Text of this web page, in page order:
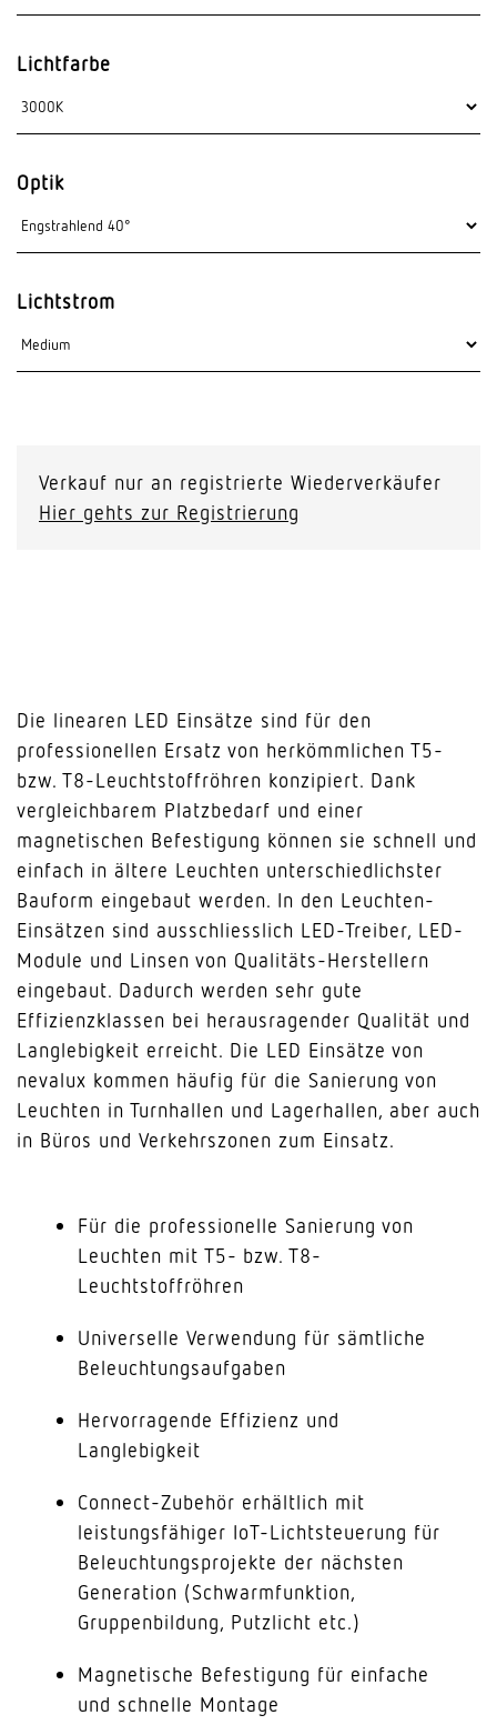
Lichtfarbe
Optik
Lichtstrom
Verkauf nur an registrierte Wiederverkäufer
Hier gehts zur Registrierung
Die linearen LED Einsätze sind für den
professionellen Ersatz von herkömmlichen T5-
bzw. T8-Leuchtstoffröhren konzipiert. Dank
vergleichbarem Platzbedarf und einer
magnetischen Befestigung können sie schnell und
einfach in ältere Leuchten unterschiedlichster
Bauform eingebaut werden. In den Leuchten-
Einsätzen sind ausschliesslich LED-Treiber, LED-
Module und Linsen von Qualitäts-Herstellern
eingebaut. Dadurch werden sehr gute
Effizienzklassen bei herausragender Qualität und
Langlebigkeit erreicht. Die LED Einsätze von
nevalux kommen häufig für die Sanierung von
Leuchten in Turnhallen und Lagerhallen, aber auch
in Büros und Verkehrszonen zum Einsatz.
Für die professionelle Sanierung von
Leuchten mit T5- bzw. T8-
Leuchtstoffröhren
Universelle Verwendung für sämtliche
Beleuchtungsaufgaben
Hervorragende Effizienz und
Langlebigkeit
Connect-Zubehör erhältlich mit
leistungsfähiger IoT-Lichtsteuerung für
Beleuchtungsprojekte der nächsten
Generation (Schwarmfunktion,
Gruppenbildung, Putzlicht etc.)
Magnetische Befestigung für einfache
und schnelle Montage